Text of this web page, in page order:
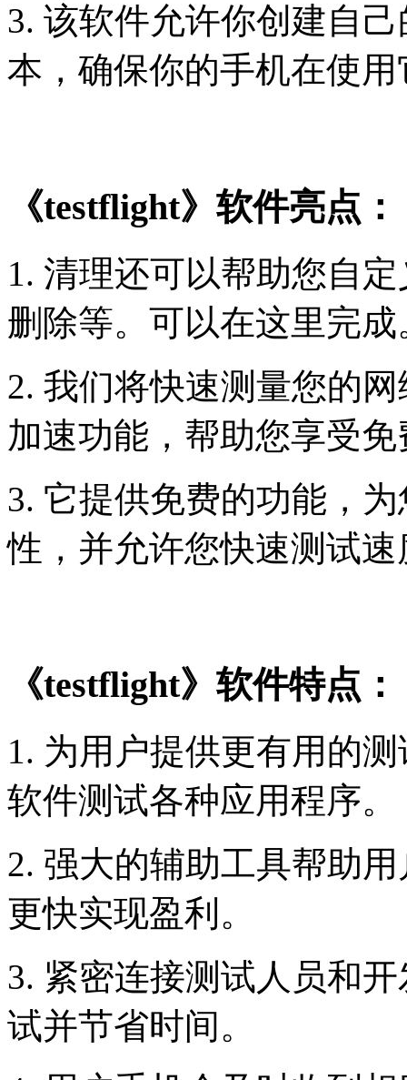
3. 该软件允许你创建自
本，确保你的手机在使
《testflight》软件亮点：
1. 清理还可以帮助您自
删除等。可以在这里完成
2. 我们将快速测量您的
加速功能，帮助您享受
3. 它提供免费的功能，
性，并允许您快速测试速
《testflight》软件特点：
1. 为用户提供更有用的
软件测试各种应用程序。
2. 强大的辅助工具帮助
更快实现盈利。
3. 紧密连接测试人员和
试并节省时间。